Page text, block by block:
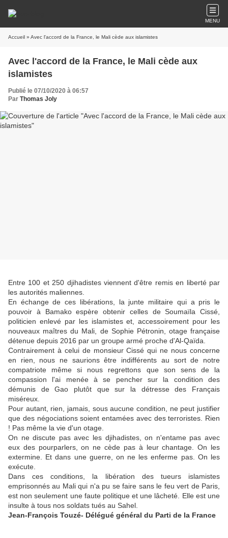
MENU
Accueil » Avec l'accord de la France, le Mali cède aux islamistes
Avec l'accord de la France, le Mali cède aux
islamistes
Publié le 07/10/2020 à 06:57
Par Thomas Joly
Entre 100 et 250 djihadistes viennent d'être remis en liberté par
les autorités maliennes.
En échange de ces libérations, la junte militaire qui a pris le
pouvoir à Bamako espère obtenir celles de Soumaïla Cissé,
politicien enlevé par les islamistes et, accessoirement pour les
nouveaux maîtres du Mali, de Sophie Pétronin, otage française
détenue depuis 2016 par un groupe armé proche d'Al-Qaïda.
Contrairement à celui de monsieur Cissé qui ne nous concerne
en rien, nous ne saurions être indifférents au sort de notre
compatriote même si nous regrettons que son sens de la
compassion l'ai menée à se pencher sur la condition des
démunis de Gao plutôt que sur la détresse des Français
miséreux.
Pour autant, rien, jamais, sous aucune condition, ne peut justifier
que des négociations soient entamées avec des terroristes. Rien
! Pas même la vie d'un otage.
On ne discute pas avec les djihadistes, on n'entame pas avec
eux des pourparlers, on ne cède pas à leur chantage. On les
extermine. Et dans une guerre, on ne les enferme pas. On les
exécute.
Dans ces conditions, la libération des tueurs islamistes
emprisonnés au Mali qui n'a pu se faire sans le feu vert de Paris,
est non seulement une faute politique et une lâcheté. Elle est une
insulte à tous nos soldats tués au Sahel.
Jean-François Touzé- Délégué général du Parti de la France